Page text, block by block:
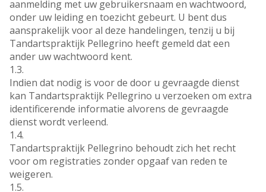
aanmelding met uw gebruikersnaam en wachtwoord,
onder uw leiding en toezicht gebeurt. U bent dus
aansprakelijk voor al deze handelingen, tenzij u bij
Tandartspraktijk Pellegrino heeft gemeld dat een
ander uw wachtwoord kent.
1.3.
Indien dat nodig is voor de door u gevraagde dienst
kan Tandartspraktijk Pellegrino u verzoeken om extra
identificerende informatie alvorens de gevraagde
dienst wordt verleend.
1.4.
Tandartspraktijk Pellegrino behoudt zich het recht
voor om registraties zonder opgaaf van reden te
weigeren.
1.5.